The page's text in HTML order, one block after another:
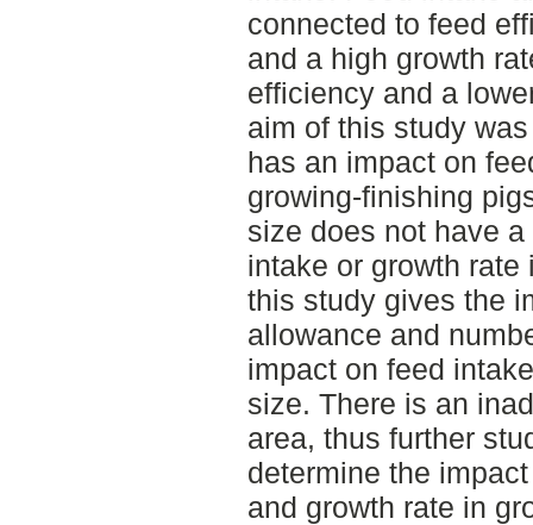
connected to feed
and a high growth
efficiency and a
aim of this study
has an impact on
growing-finishing
size does not have
intake or growth
this study gives the
allowance and
impact on feed
size. There is an
area, thus further
determine the
and growth rate in